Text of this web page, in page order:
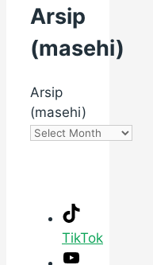
Arsip
(masehi)
Arsip
(masehi)
TikTok